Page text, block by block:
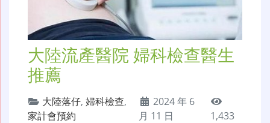
大陸流產醫院 婦科檢查醫生
推薦
大陸落仔, 婦科檢查,
家計會預約
2024 年 6
月 11 日
1,433